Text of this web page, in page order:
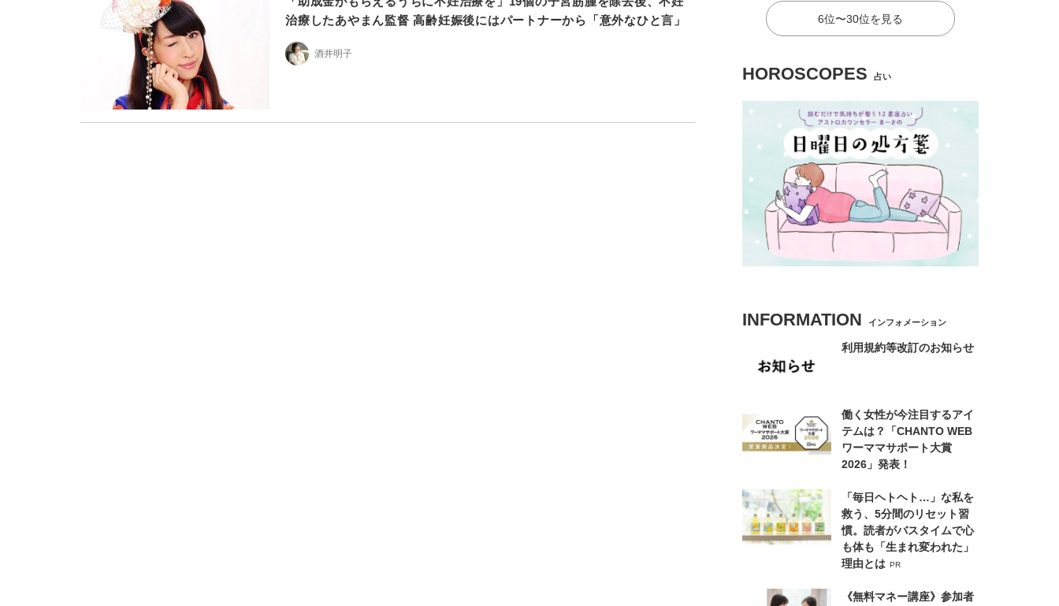
治療したあやまん監督 高齢妊娠後にはパートナーから「意外なひと言」
酒井明子
6位〜30位を見る
HOROSCOPES 占い
INFORMATION インフォメーション
利用規約等改訂のお知らせ
働く女性が今注目するアイ
テムは？「CHANTO WEB
ワーママサポート大賞
2026」発表！
「毎日ヘトヘト…」な私を
救う、5分間のリセット習
慣。読者がバスタイムで心
も体も「生まれ変われた」
理由とは PR
《無料マネー講座》参加者